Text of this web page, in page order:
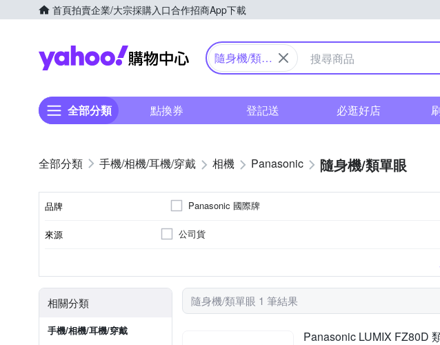
首頁拍賣企業/大宗採購入口合作招商App下載
Yahoo購物中心
隨身機/類單
全部分類 點換券 登記送 必逛好店
手機/相機/耳機/穿戴 相機 Panasonic 隨身機/類單眼
品牌 Panasonic 國際牌
來源 公司貨
相關分類
手機/相機/耳機/穿戴
隨身機/類單眼 1 筆結果
Panasonic LUMIX FZ80D